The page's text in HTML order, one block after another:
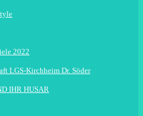
2022
LGS-Kirchheim Dr. Söder
IHR HUSAR